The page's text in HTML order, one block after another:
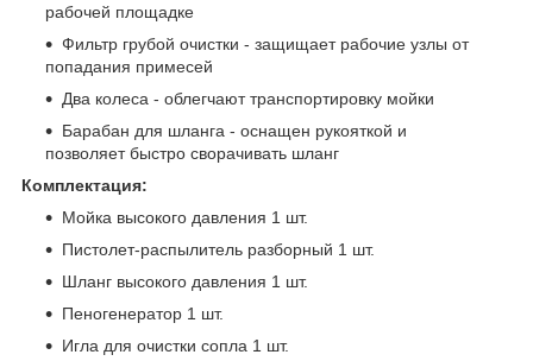
рабочей площадке
Фильтр грубой очистки - защищает рабочие узлы от
попадания примесей
Два колеса - облегчают транспортировку мойки
Барабан для шланга - оснащен рукояткой и
позволяет быстро сворачивать шланг
Комплектация:
Мойка высокого давления 1 шт.
Пистолет-распылитель разборный 1 шт.
Шланг высокого давления 1 шт.
Пеногенератор 1 шт.
Игла для очистки сопла 1 шт.